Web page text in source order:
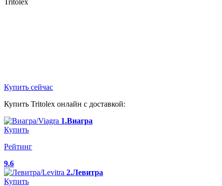
Tritolex
Купить сейчас
Купить Tritolex онлайн с доставкой:
1.Виагра
Купить
Рейтинг
9.6
2.Левитра
Купить